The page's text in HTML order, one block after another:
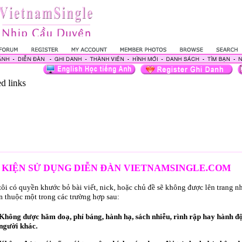
links
SỬ DỤNG DIỄN ĐÀN VIETNAMSINGLE.COM
có quyền khước bỏ bài viết, nick, hoặc chủ đề sẽ không được lên trang
thuộc một trong các trường hợp sau:
được hăm doạ, phỉ báng, hành hạ, sách nhiễu, rình rập hay hành
khác.